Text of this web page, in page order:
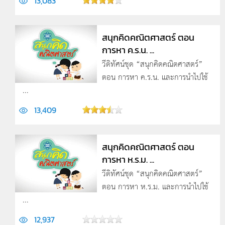
สนุกคิดคณิตศาสตร์ ตอน
การหา ค.ร.น. ...
วีดิทัศน์ชุด “สนุกคิดคณิตศาสตร์”
ตอน การหา ค.ร.น. และการนำไปใช้
...
13,409
สนุกคิดคณิตศาสตร์ ตอน
การหา ห.ร.ม. ...
วีดิทัศน์ชุด “สนุกคิดคณิตศาสตร์”
ตอน การหา ห.ร.ม. และการนำไปใช้
...
12,937